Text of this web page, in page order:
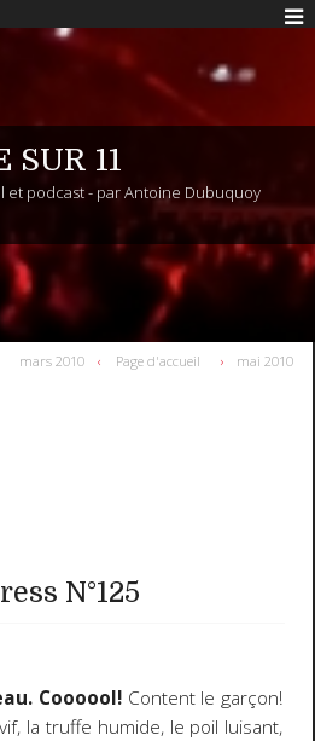
SUR 11
et podcast - par Antoine Dubuquoy
mars 2010 Page d'accueil mai 2010
N°125
Coooool! Content le garçon!
la truffe humide, le poil luisant,